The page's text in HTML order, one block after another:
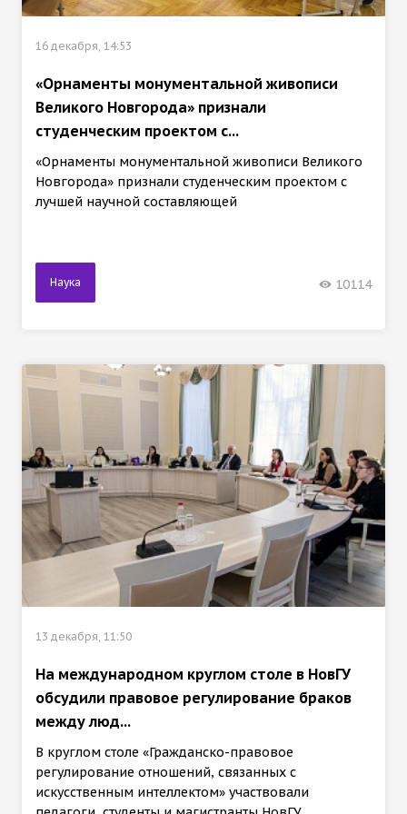
16 декабря, 14:53
«Орнаменты монументальной живописи
Великого Новгорода» признали
студенческим проектом с...
«Орнаменты монументальной живописи Великого
Новгорода» признали студенческим проектом с
лучшей научной составляющей
Наука 10114
13 декабря, 11:50
На международном круглом столе в НовГУ
обсудили правовое регулирование браков
между люд...
В круглом столе «Гражданско-правовое
регулирование отношений, связанных с
искусственным интеллектом» участвовали